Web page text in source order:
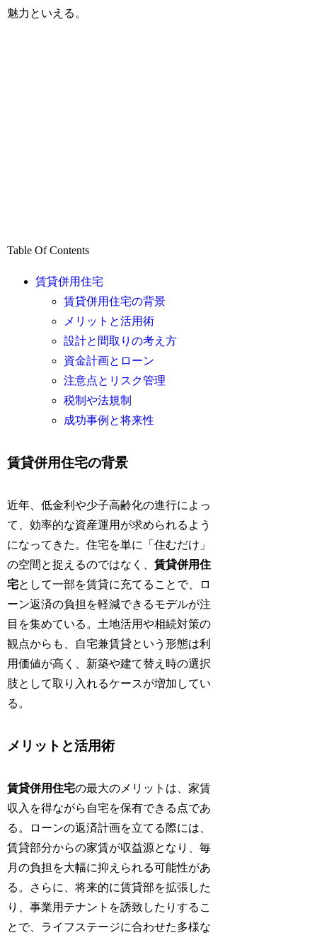
魅力といえる。
Table Of Contents
賃貸併用住宅
賃貸併用住宅の背景
メリットと活用術
設計と間取りの考え方
資金計画とローン
注意点とリスク管理
税制や法規制
成功事例と将来性
賃貸併用住宅の背景
近年、低金利や少子高齢化の進行によっ
て、効率的な資産運用が求められるよう
になってきた。住宅を単に「住むだけ」
の空間と捉えるのではなく、賃貸併用住
宅として一部を賃貸に充てることで、ロ
ーン返済の負担を軽減できるモデルが注
目を集めている。土地活用や相続対策の
観点からも、自宅兼賃貸という形態は利
用価値が高く、新築や建て替え時の選択
肢として取り入れるケースが増加してい
る。
メリットと活用術
賃貸併用住宅の最大のメリットは、家賃
収入を得ながら自宅を保有できる点であ
る。ローンの返済計画を立てる際には、
賃貸部分からの家賃が収益源となり、毎
月の負担を大幅に抑えられる可能性があ
る。さらに、将来的に賃貸部を拡張した
り、事業用テナントを誘致したりするこ
とで、ライフステージに合わせた多様な